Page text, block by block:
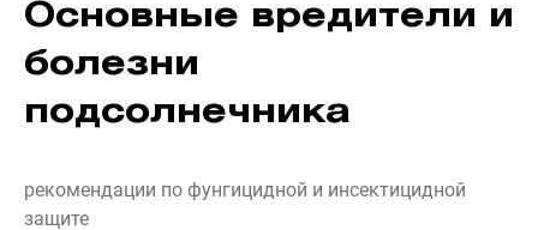
Основные вредители и
болезни
подсолнечника
рекомендации по фунгицидной и инсектицидной
защите